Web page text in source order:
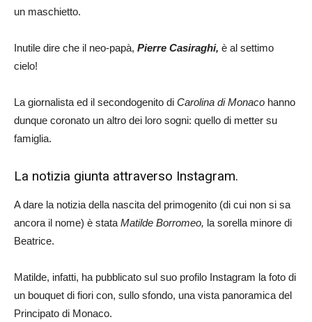
un maschietto.
Inutile dire che il neo-papà, Pierre Casiraghi, è al settimo
cielo!
La giornalista ed il secondogenito di Carolina di Monaco hanno
dunque coronato un altro dei loro sogni: quello di metter su
famiglia.
La notizia giunta attraverso Instagram.
A dare la notizia della nascita del primogenito (di cui non si sa
ancora il nome) è stata Matilde Borromeo, la sorella minore di
Beatrice.
Matilde, infatti, ha pubblicato sul suo profilo Instagram la foto di
un bouquet di fiori con, sullo sfondo, una vista panoramica del
Principato di Monaco.